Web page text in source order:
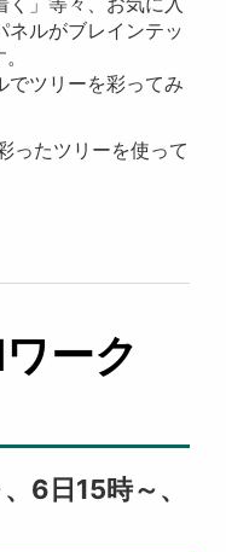
ネルがブレインテッ
でツリーを彩ってみ
ったツリーを使って
ーク
6日15時～、